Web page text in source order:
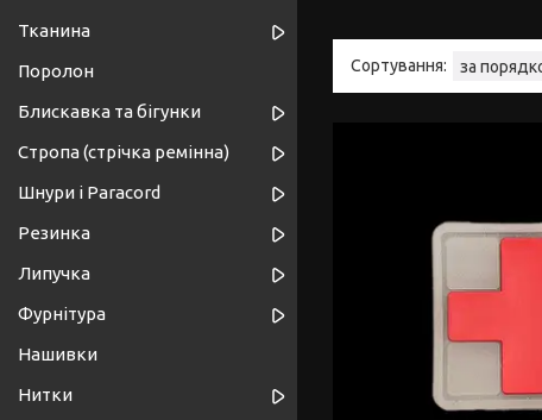
Тканина
Поролон
Блискавка та бігунки
Стропа (стрічка ремінна)
Шнури і Paracord
Резинка
Липучка
Фурнітура
Нашивки
Нитки